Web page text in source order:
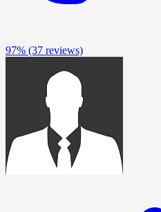
97% (37 reviews)